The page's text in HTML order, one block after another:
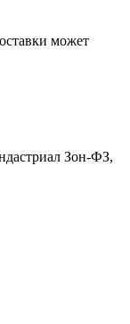
может
Зон-ФЗ,